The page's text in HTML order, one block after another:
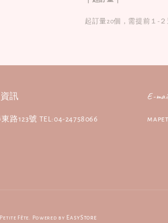
起訂量20個，需提前１-
訊
路123號 TEL:04-24758066
E-
Fête. Powered by EasyStore